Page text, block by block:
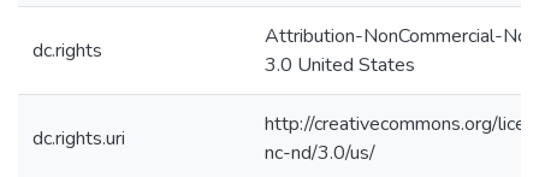
dc.rights
Attribution-NonCommercial-
3.0 United States
dc.rights.uri
http://creativecommons.org/
nc-nd/3.0/us/